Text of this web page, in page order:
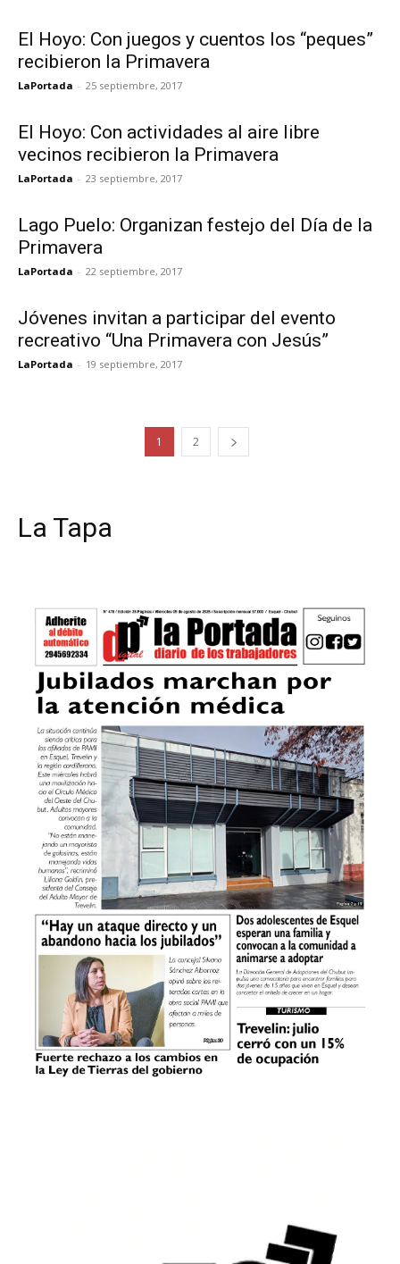
El Hoyo: Con juegos y cuentos los “peques”
recibieron la Primavera
LaPortada - 25 septiembre, 2017
El Hoyo: Con actividades al aire libre
vecinos recibieron la Primavera
LaPortada - 23 septiembre, 2017
Lago Puelo: Organizan festejo del Día de la
Primavera
LaPortada - 22 septiembre, 2017
Jóvenes invitan a participar del evento
recreativo “Una Primavera con Jesús”
LaPortada - 19 septiembre, 2017
1 2
La Tapa